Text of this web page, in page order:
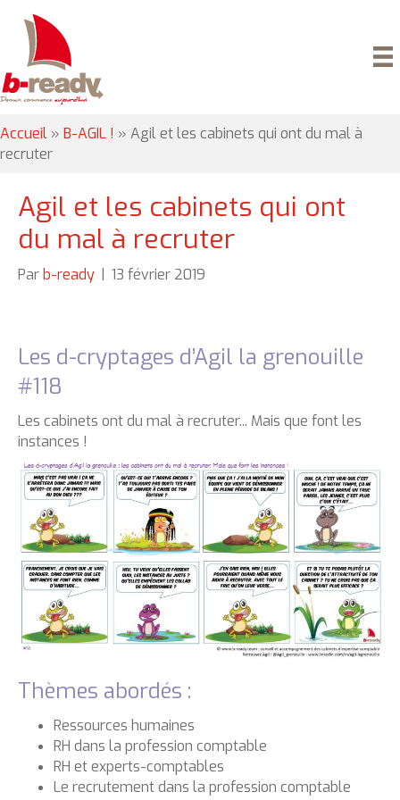
Accueil » B-AGIL ! » Agil et les cabinets qui ont du mal à
recruter
Agil et les cabinets qui ont
du mal à recruter
Par b-ready 13 février 2019
Les d-cryptages d’Agil la grenouille
#118
Les cabinets ont du mal à recruter... Mais que font les
instances !
Thèmes abordés :
Ressources humaines
RH dans la profession comptable
RH et experts-comptables
Le recrutement dans la profession comptable